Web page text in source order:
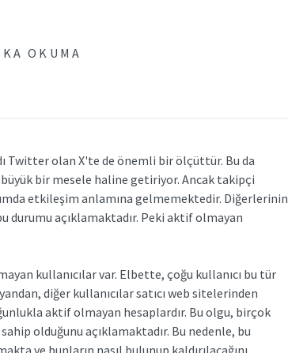
OKUMA
Twitter olan X'te de önemli bir ölçüttür. Bu da
bir mesele haline getiriyor. Ancak takipçi
etkileşim anlamına gelmemektedir. Diğerlerinin
durumu açıklamaktadır. Peki aktif olmayan
kullanıcılar var. Elbette, çoğu kullanıcı bu tür
diğer kullanıcılar satıcı web sitelerinden
aktif olmayan hesaplardır. Bu olgu, birçok
olduğunu açıklamaktadır. Bu nedenle, bu
ve bunların nasıl bulunup kaldırılacağını